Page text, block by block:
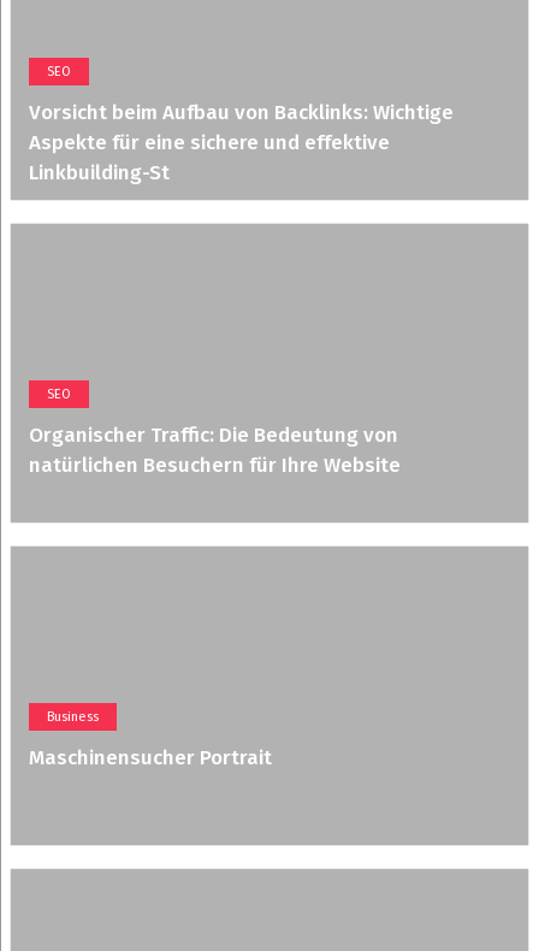
SEO
Vorsicht beim Aufbau von Backlinks: Wichtige
Aspekte für eine sichere und effektive
Linkbuilding-St
SEO
Organischer Traffic: Die Bedeutung von
natürlichen Besuchern für Ihre Website
Business
Maschinensucher Portrait